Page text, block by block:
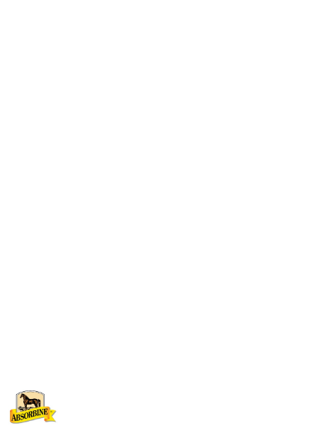
NAZWA
PRODUCENTA:
ABSORBINE